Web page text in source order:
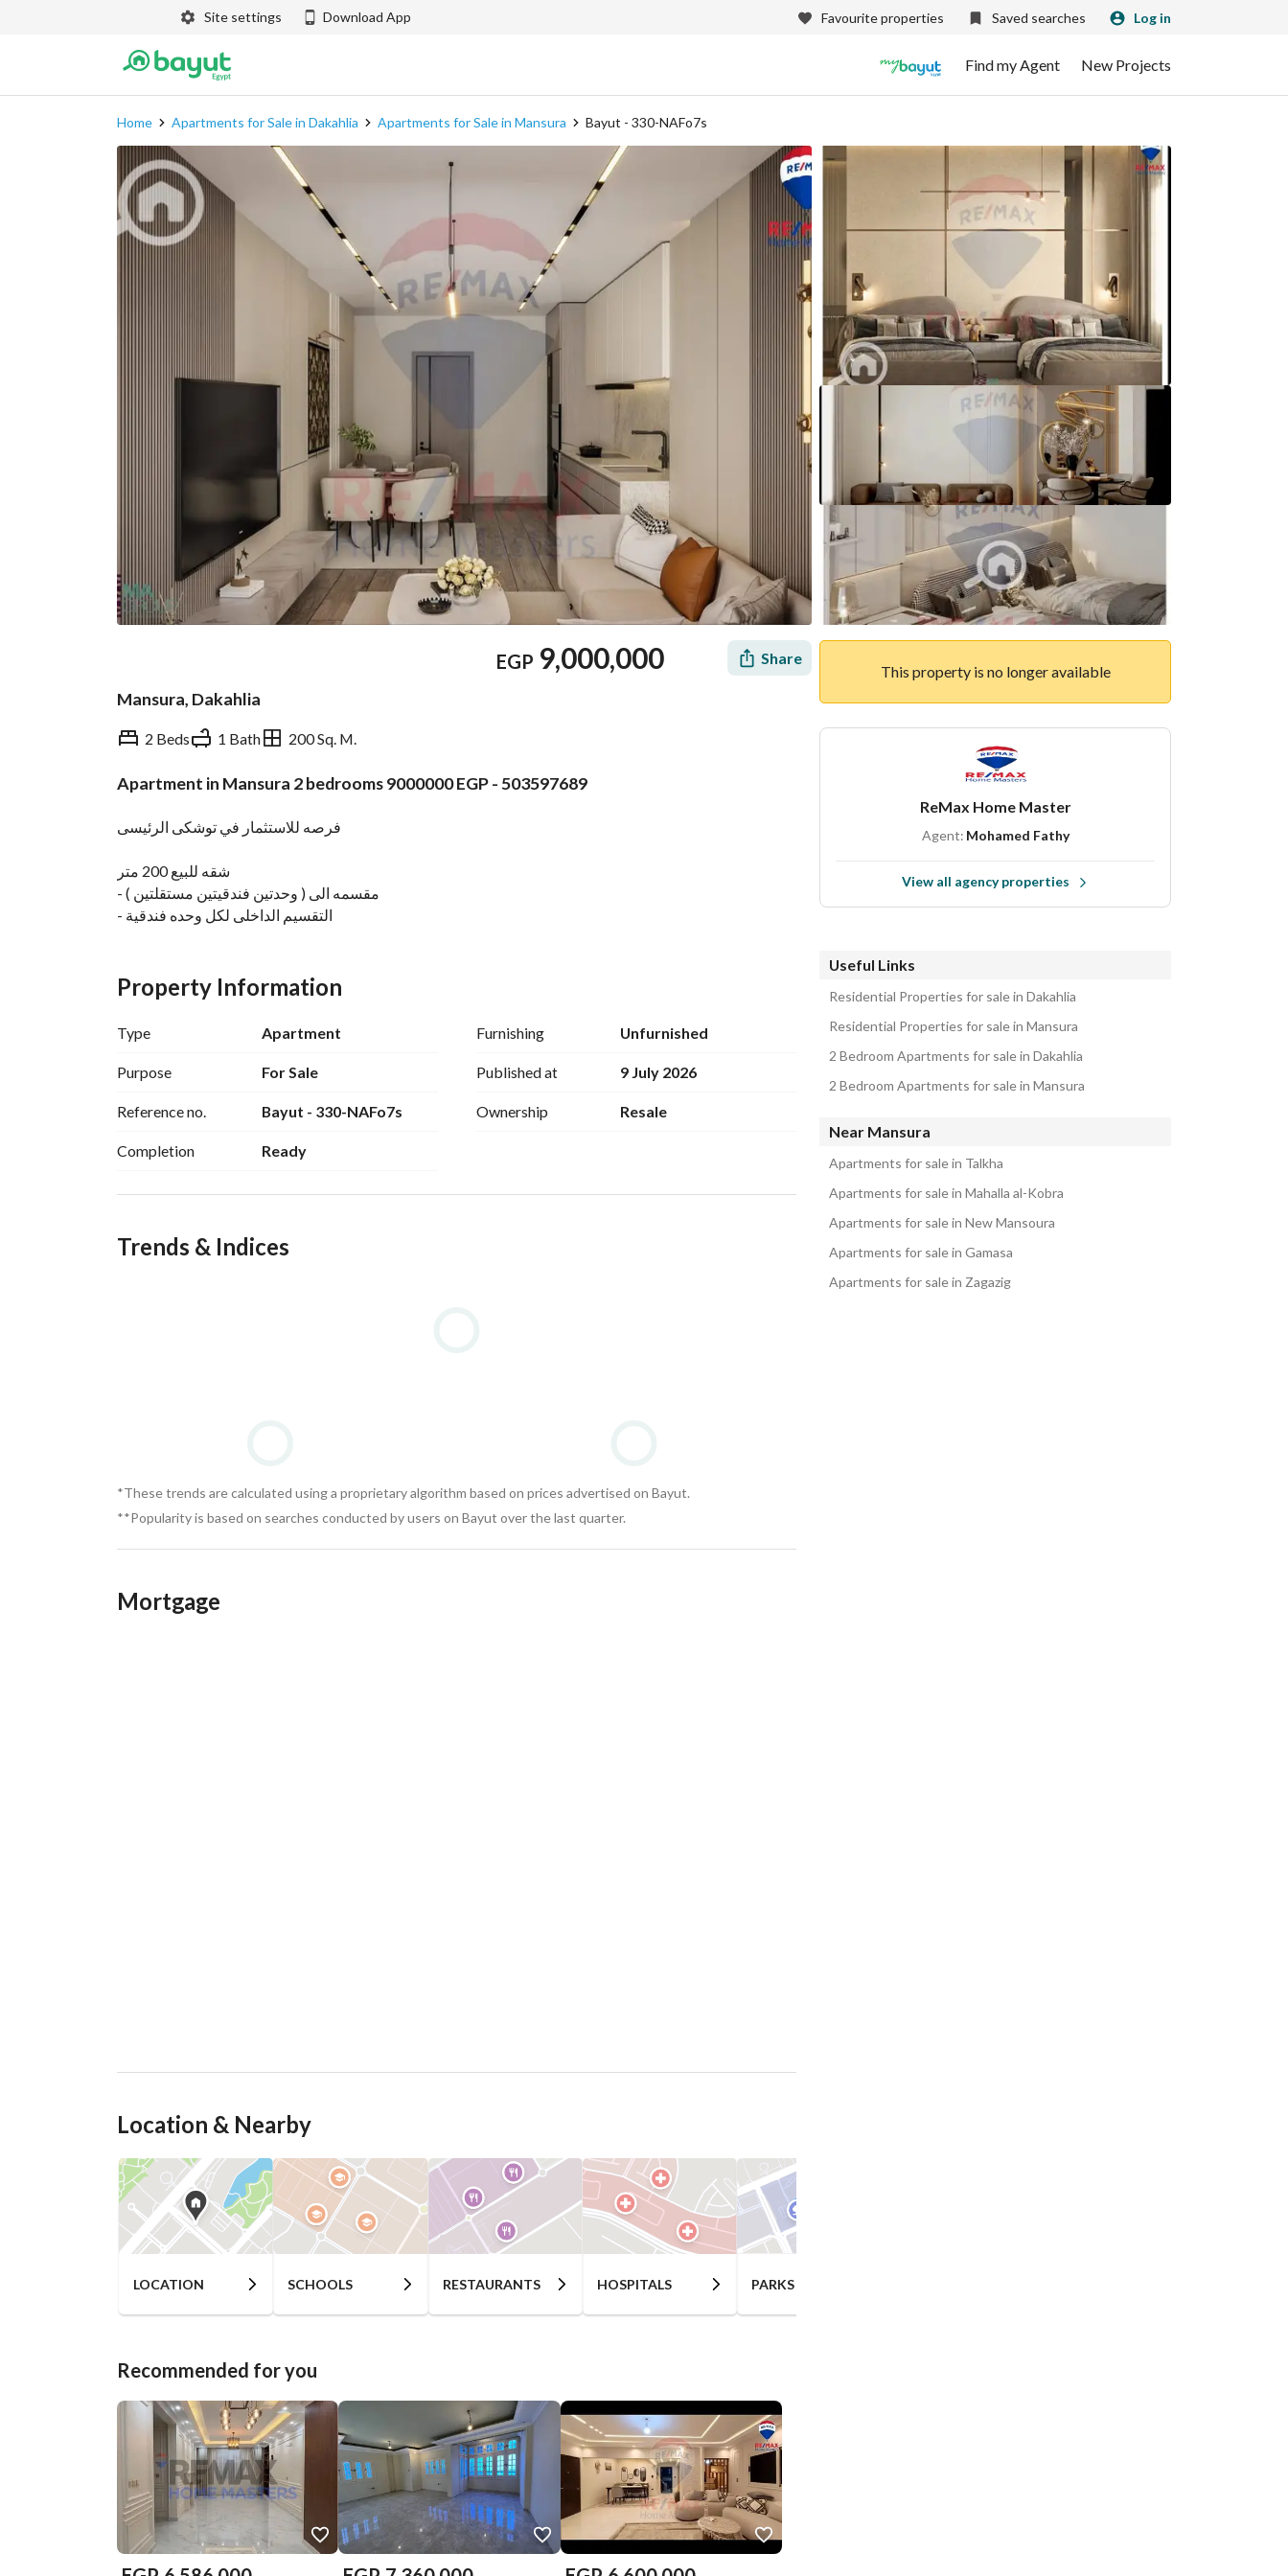
Site settings Download App Favourite properties Saved searches Log in
Find my Agent New Projects
Home Apartments for Sale in Dakahlia Apartments for Sale in Mansura Bayut - 330-NAFo7s
EGP 9,000,000 Share
Mansura, Dakahlia
2 Beds 1 Bath 200 Sq. M.
Apartment in Mansura 2 bedrooms 9000000 EGP - 503597689
فرصه للاستثمار في توشكى الرئيسى
شقه للبيع 200 متر
- مقسمه الى ( وحدتين فندقيتين مستقلتين )
- التقسيم الداخلى لكل وحده فندقية
- تشطيب فندقى الترا سوبر لوكس
- دور خامس رخصه + مبانى حديثه
View Contact Detail
- Whats App :
https://wa. me/2
View Contact Detail
-------------------------------------------------
#1 لعامي 2023 & 2024
مشاريع التجمع – العاصمة – الساحل – المنصورة الجديدة (بدون عمولات)
Property Information
Type Apartment
Purpose For Sale
Reference no. Bayut - 330-NAFo7s
Completion Ready
Furnishing Unfurnished
Published at 9 July 2026
Ownership Resale
Trends & Indices
*These trends are calculated using a proprietary algorithm based on prices advertised on Bayut.
**Popularity is based on searches conducted by users on Bayut over the last quarter.
Mortgage
Location & Nearby
LOCATION SCHOOLS RESTAURANTS HOSPITALS PARKS
Recommended for you
This property is no longer available
ReMax Home Master
Agent: Mohamed Fathy
View all agency properties
Useful Links
Residential Properties for sale in Dakahlia
Residential Properties for sale in Mansura
2 Bedroom Apartments for sale in Dakahlia
2 Bedroom Apartments for sale in Mansura
Near Mansura
Apartments for sale in Talkha
Apartments for sale in Mahalla al-Kobra
Apartments for sale in New Mansoura
Apartments for sale in Gamasa
Apartments for sale in Zagazig